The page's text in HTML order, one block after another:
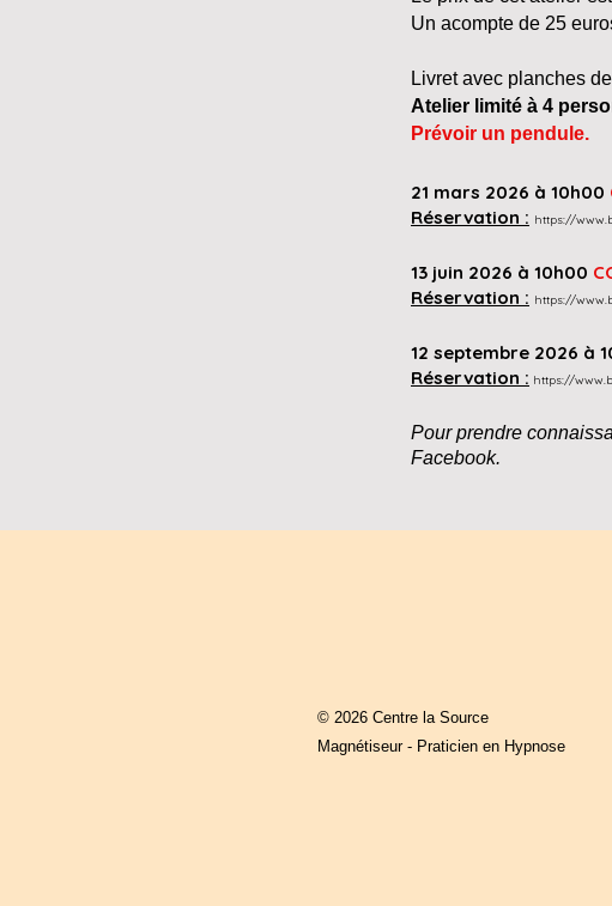
Un acompte de 25
Livret avec planches
​Atelier limité à 4
Prévoir un pendule.
21 mars 2026 à 10h00
Réservation : https://
13 juin 2026 à 10h00
Réservation : https://
12 septembre 2026 à
Réservation : https://
Pour prendre
Facebook.​​​​​​​​​​​
© 2026 Centre la Source
Magnétiseur - Praticien en Hypnose